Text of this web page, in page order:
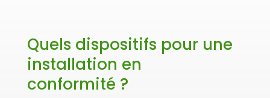
Quels dispositifs pour une
installation en
conformité ?